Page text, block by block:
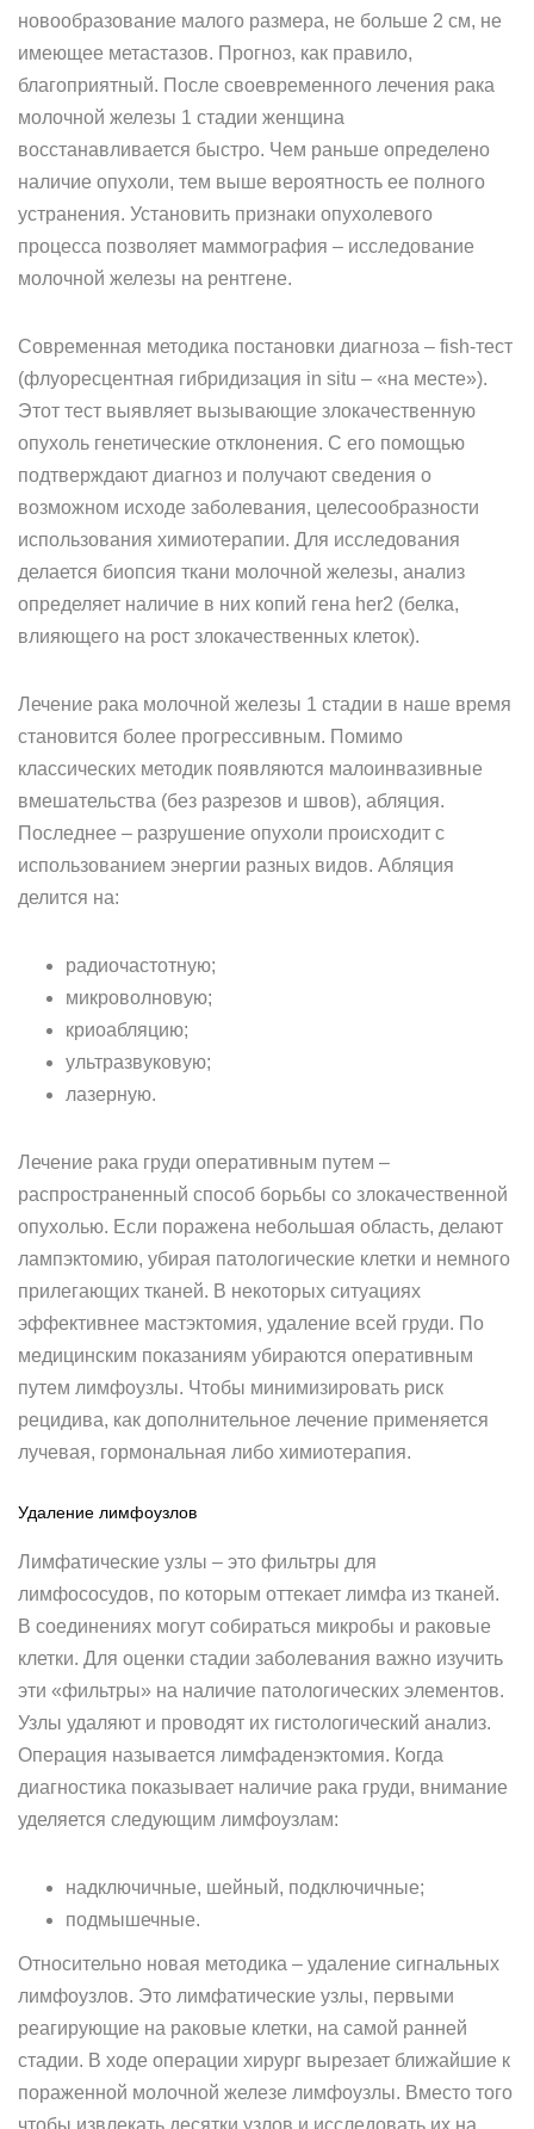
новообразование малого размера, не больше 2 см, не
имеющее метастазов. Прогноз, как правило,
благоприятный. После своевременного лечения рака
молочной железы 1 стадии женщина
восстанавливается быстро. Чем раньше определено
наличие опухоли, тем выше вероятность ее полного
устранения. Установить признаки опухолевого
процесса позволяет маммография – исследование
молочной железы на рентгене.
Современная методика постановки диагноза – fish-тест
(флуоресцентная гибридизация in situ – «на месте»).
Этот тест выявляет вызывающие злокачественную
опухоль генетические отклонения. С его помощью
подтверждают диагноз и получают сведения о
возможном исходе заболевания, целесообразности
использования химиотерапии. Для исследования
делается биопсия ткани молочной железы, анализ
определяет наличие в них копий гена her2 (белка,
влияющего на рост злокачественных клеток).
Лечение рака молочной железы 1 стадии в наше время
становится более прогрессивным. Помимо
классических методик появляются малоинвазивные
вмешательства (без разрезов и швов), абляция.
Последнее – разрушение опухоли происходит с
использованием энергии разных видов. Абляция
делится на:
радиочастотную;
микроволновую;
криоабляцию;
ультразвуковую;
лазерную.
Лечение рака груди оперативным путем –
распространенный способ борьбы со злокачественной
опухолью. Если поражена небольшая область, делают
лампэктомию, убирая патологические клетки и немного
прилегающих тканей. В некоторых ситуациях
эффективнее мастэктомия, удаление всей груди. По
медицинским показаниям убираются оперативным
путем лимфоузлы. Чтобы минимизировать риск
рецидива, как дополнительное лечение применяется
лучевая, гормональная либо химиотерапия.
Удаление лимфоузлов
Лимфатические узлы – это фильтры для
лимфососудов, по которым оттекает лимфа из тканей.
В соединениях могут собираться микробы и раковые
клетки. Для оценки стадии заболевания важно изучить
эти «фильтры» на наличие патологических элементов.
Узлы удаляют и проводят их гистологический анализ.
Операция называется лимфаденэктомия. Когда
диагностика показывает наличие рака груди, внимание
уделяется следующим лимфоузлам:
надключичные, шейный, подключичные;
подмышечные.
Относительно новая методика – удаление сигнальных
лимфоузлов. Это лимфатические узлы, первыми
реагирующие на раковые клетки, на самой ранней
стадии. В ходе операции хирург вырезает ближайшие к
пораженной молочной железе лимфоузлы. Вместо того
чтобы извлекать десятки узлов и исследовать их на